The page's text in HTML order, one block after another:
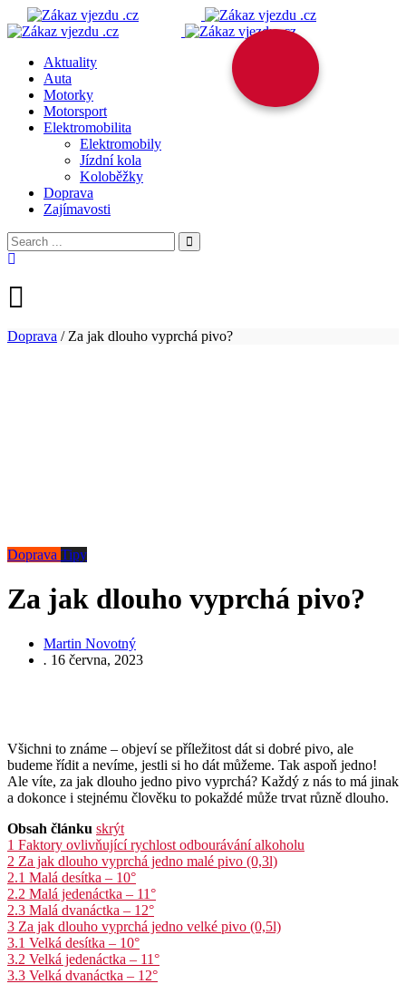
Aktuality
Auta
Motorky
Motorsport
Elektromobilita
Elektromobily
Jízdní kola
Koloběžky
Doprava
Zajímavosti
Doprava / Za jak dlouho vyprchá pivo?
Doprava Tipy
Za jak dlouho vyprchá pivo?
Martin Novotný
. 16 června, 2023
Všichni to známe – objeví se příležitost dát si dobré pivo, ale
budeme řídit a nevíme, jestli si ho dát můžeme. Tak aspoň jedno!
Ale víte, za jak dlouho jedno pivo vyprchá? Každý z nás to má jinak
a dokonce i stejnému člověku to pokaždé může trvat různě dlouho.
Obsah článku skrýt
1 Faktory ovlivňující rychlost odbourávání alkoholu
2 Za jak dlouho vyprchá jedno malé pivo (0,3l)
2.1 Malá desítka – 10°
2.2 Malá jedenáctka – 11°
2.3 Malá dvanáctka – 12°
3 Za jak dlouho vyprchá jedno velké pivo (0,5l)
3.1 Velká desítka – 10°
3.2 Velká jedenáctka – 11°
3.3 Velká dvanáctka – 12°